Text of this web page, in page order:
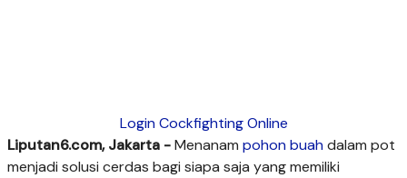
Login Cockfighting Online
Liputan6.com, Jakarta -Menanam pohon buahdalam pot
menjadi solusi cerdas bagi siapa saja yang memiliki